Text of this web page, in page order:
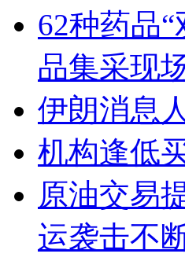
62种药品
品集采现
伊朗消息
机构逢低
原油交易
运袭击不